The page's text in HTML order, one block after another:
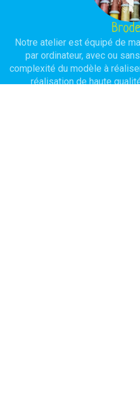
Notre atelier est équipé de
par ordinateur, avec ou
complexité du modèle à
réalisation de haute